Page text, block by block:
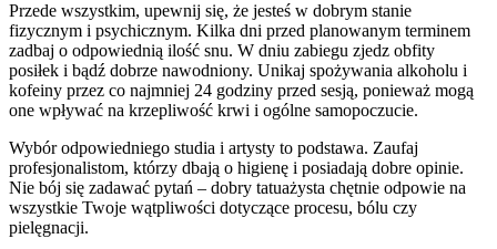
Przede wszystkim, upewnij się, że jesteś w dobrym stanie
fizycznym i psychicznym. Kilka dni przed planowanym terminem
zadbaj o odpowiednią ilość snu. W dniu zabiegu zjedz obfity
posiłek i bądź dobrze nawodniony. Unikaj spożywania alkoholu i
kofeiny przez co najmniej 24 godziny przed sesją, ponieważ mogą
one wpływać na krzepliwość krwi i ogólne samopoczucie.
Wybór odpowiedniego studia i artysty to podstawa. Zaufaj
profesjonalistom, którzy dbają o higienę i posiadają dobre opinie.
Nie bój się zadawać pytań – dobry tatuażysta chętnie odpowie na
wszystkie Twoje wątpliwości dotyczące procesu, bólu czy
pielęgnacji.